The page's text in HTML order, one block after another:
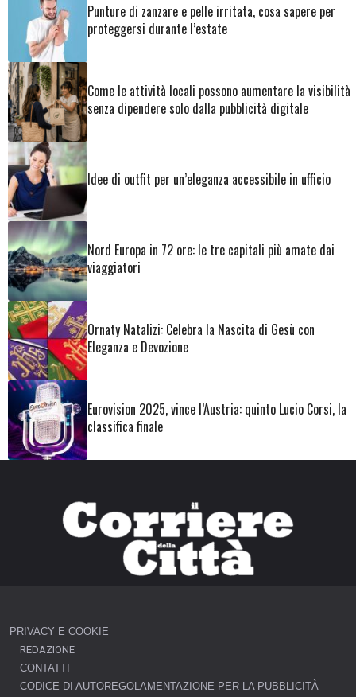
Punture di zanzare e pelle irritata, cosa sapere per
proteggersi durante l’estate
Come le attività locali possono aumentare la visibilità
senza dipendere solo dalla pubblicità digitale
Idee di outfit per un’eleganza accessibile in ufficio
Nord Europa in 72 ore: le tre capitali più amate dai
viaggiatori
Ornaty Natalizi: Celebra la Nascita di Gesù con
Eleganza e Devozione
Eurovision 2025, vince l’Austria: quinto Lucio Corsi, la
classifica finale
PRIVACY E COOKIE
REDAZIONE
CONTATTI
CODICE DI AUTOREGOLAMENTAZIONE PER LA PUBBLICITÀ